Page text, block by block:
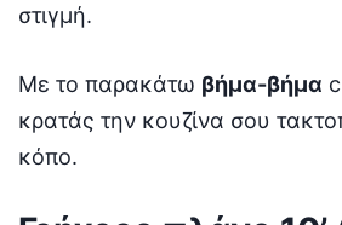
στιγμή.
Με το παρακάτω βήμα-βήμα
κρατάς την κουζίνα σου
κόπο.